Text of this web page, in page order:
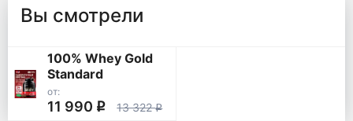
Вы смотрели
100% Whey Gold
Standard
от:
11 990 q 13 322q